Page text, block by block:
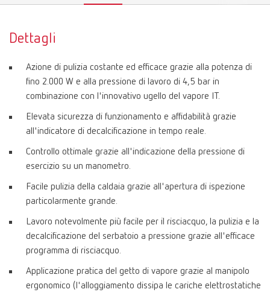
Dettagli
Azione di pulizia costante ed efficace grazie alla potenza di
fino 2.000 W e alla pressione di lavoro di 4,5 bar in
combinazione con l'innovativo ugello del vapore IT.
Elevata sicurezza di funzionamento e affidabilità grazie
all'indicatore di decalcificazione in tempo reale.
Controllo ottimale grazie all'indicazione della pressione di
esercizio su un manometro.
Facile pulizia della caldaia grazie all'apertura di ispezione
particolarmente grande.
Lavoro notevolmente più facile per il risciacquo, la pulizia e la
decalcificazione del serbatoio a pressione grazie all'efficace
programma di risciacquo.
Applicazione pratica del getto di vapore grazie al manipolo
ergonomico (l'alloggiamento dissipa le cariche elettrostatiche